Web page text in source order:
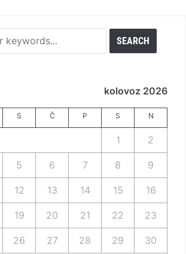
kolovoz 2026
S Č P S N
1 2
5 6 7 8 9
12 13 14 15 16
19 20 21 22 23
26 27 28 29 30